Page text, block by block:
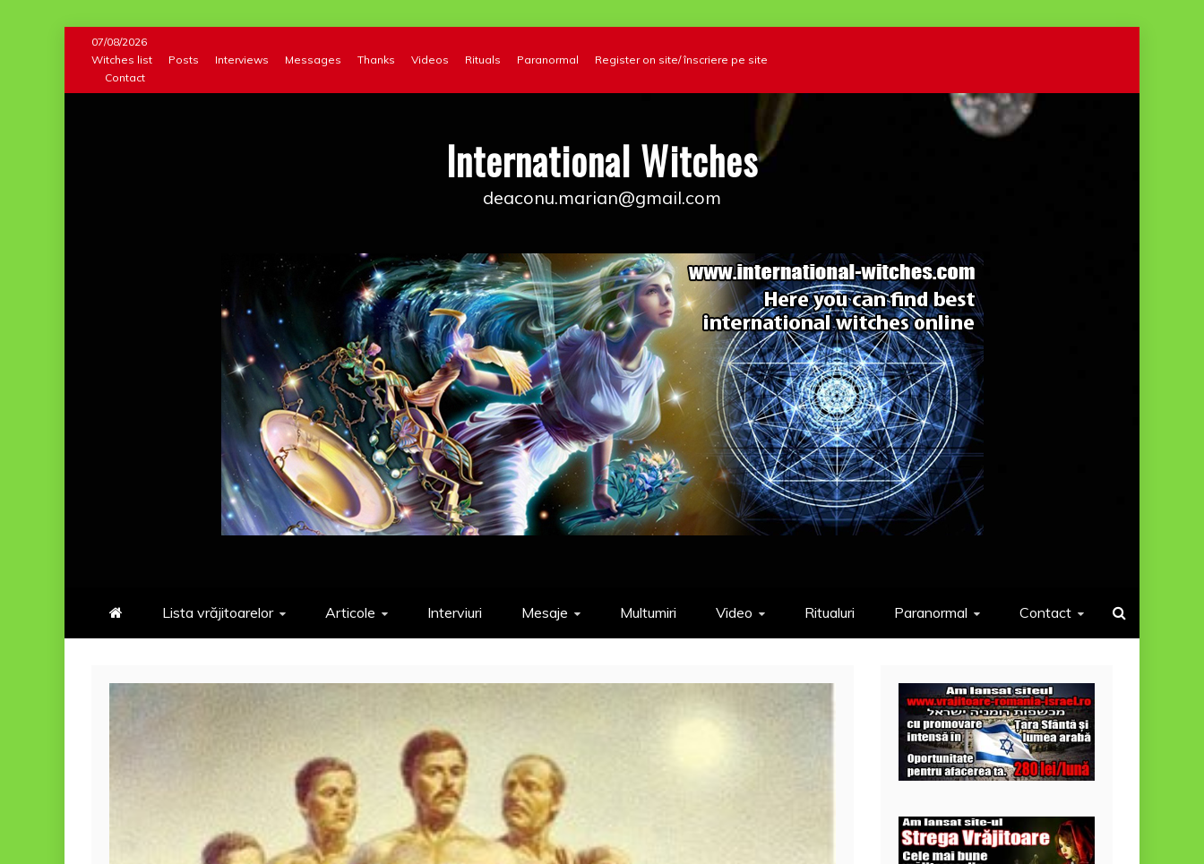
content
07/08/2026
Witches list
Posts Interviews Messages Thanks Videos Rituals Paranormal
Register on site/ înscriere pe site
Contact
International Witches
deaconu.marian@gmail.com
Lista vrăjitoarelor Articole Interviuri Mesaje Multumiri Video Ritualuri Paranormal Contact